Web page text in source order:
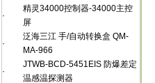
·
精灵34000控制器-34000主控
屏
·
泛海三江 手/自动转换盒 QM-
MA-966
·
JTWB-BCD-5451EIS 防爆差定
温感温探测器